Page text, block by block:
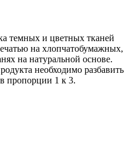
темных и цветных тканей
на хлопчатобумажных,
на натуральной основе.
необходимо разбавить
пропорции 1 к 3.